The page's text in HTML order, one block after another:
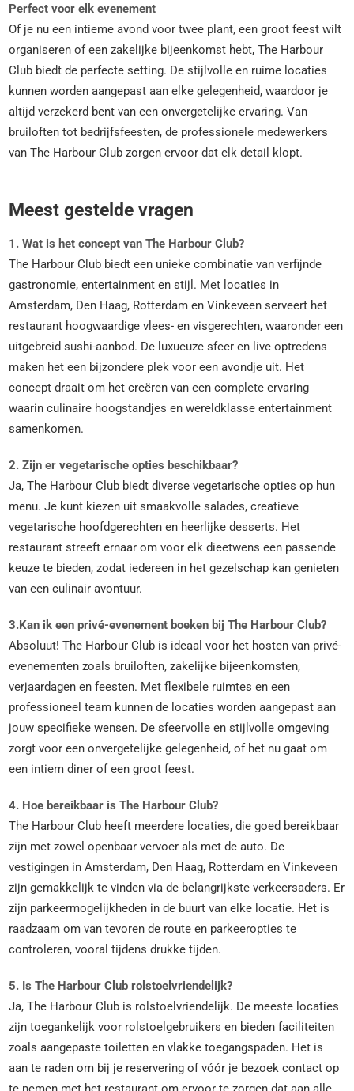
Perfect voor elk evenement
Of je nu een intieme avond voor twee plant, een groot feest wilt
organiseren of een zakelijke bijeenkomst hebt, The Harbour
Club biedt de perfecte setting. De stijlvolle en ruime locaties
kunnen worden aangepast aan elke gelegenheid, waardoor je
altijd verzekerd bent van een onvergetelijke ervaring. Van
bruiloften tot bedrijfsfeesten, de professionele medewerkers
van The Harbour Club zorgen ervoor dat elk detail klopt.
Meest gestelde vragen
1. Wat is het concept van The Harbour Club?
The Harbour Club biedt een unieke combinatie van verfijnde
gastronomie, entertainment en stijl. Met locaties in
Amsterdam, Den Haag, Rotterdam en Vinkeveen serveert het
restaurant hoogwaardige vlees- en visgerechten, waaronder een
uitgebreid sushi-aanbod. De luxueuze sfeer en live optredens
maken het een bijzondere plek voor een avondje uit. Het
concept draait om het creëren van een complete ervaring
waarin culinaire hoogstandjes en wereldklasse entertainment
samenkomen.
2. Zijn er vegetarische opties beschikbaar?
Ja, The Harbour Club biedt diverse vegetarische opties op hun
menu. Je kunt kiezen uit smaakvolle salades, creatieve
vegetarische hoofdgerechten en heerlijke desserts. Het
restaurant streeft ernaar om voor elk dieetwens een passende
keuze te bieden, zodat iedereen in het gezelschap kan genieten
van een culinair avontuur.
3.Kan ik een privé-evenement boeken bij The Harbour Club?
Absoluut! The Harbour Club is ideaal voor het hosten van privé-
evenementen zoals bruiloften, zakelijke bijeenkomsten,
verjaardagen en feesten. Met flexibele ruimtes en een
professioneel team kunnen de locaties worden aangepast aan
jouw specifieke wensen. De sfeervolle en stijlvolle omgeving
zorgt voor een onvergetelijke gelegenheid, of het nu gaat om
een intiem diner of een groot feest.
4. Hoe bereikbaar is The Harbour Club?
The Harbour Club heeft meerdere locaties, die goed bereikbaar
zijn met zowel openbaar vervoer als met de auto. De
vestigingen in Amsterdam, Den Haag, Rotterdam en Vinkeveen
zijn gemakkelijk te vinden via de belangrijkste verkeersaders. Er
zijn parkeermogelijkheden in de buurt van elke locatie. Het is
raadzaam om van tevoren de route en parkeeropties te
controleren, vooral tijdens drukke tijden.
5. Is The Harbour Club rolstoelvriendelijk?
Ja, The Harbour Club is rolstoelvriendelijk. De meeste locaties
zijn toegankelijk voor rolstoelgebruikers en bieden faciliteiten
zoals aangepaste toiletten en vlakke toegangspaden. Het is
aan te raden om bij je reservering of vóór je bezoek contact op